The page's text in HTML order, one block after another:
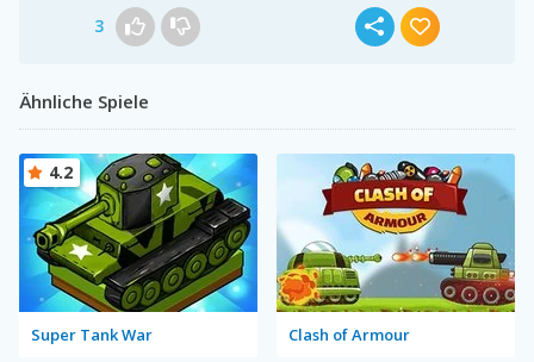
3
Ähnliche Spiele
Super Tank War
4.2
Clash of Armour